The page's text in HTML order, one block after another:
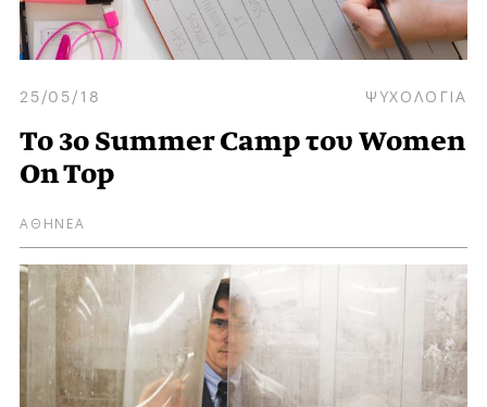
25/05/18 ΨΥΧΟΛΟΓΙΑ
Το 3ο Summer Camp του Women
On Top
ΑΘΗΝΕΑ